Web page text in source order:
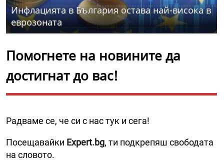
Инфлацията в България остава най-висока в
еврозоната
Помогнете на новините да
достигнат до вас!
Радваме се, че си с нас тук и сега!
Посещавайки Expert.bg, ти подкрепяш свободата
на словото.